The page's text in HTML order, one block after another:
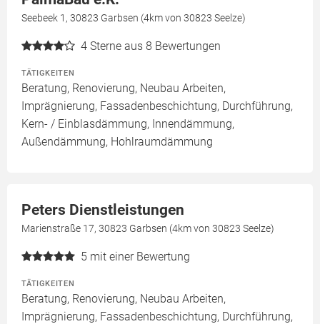
Seebeek 1, 30823 Garbsen (4km von 30823 Seelze)
4 Sterne aus 8 Bewertungen
TÄTIGKEITEN
Beratung, Renovierung, Neubau Arbeiten,
Imprägnierung, Fassadenbeschichtung, Durchführung,
Kern- / Einblasdämmung, Innendämmung,
Außendämmung, Hohlraumdämmung
Peters Dienstleistungen
Marienstraße 17, 30823 Garbsen (4km von 30823 Seelze)
5 mit einer Bewertung
TÄTIGKEITEN
Beratung, Renovierung, Neubau Arbeiten,
Imprägnierung, Fassadenbeschichtung, Durchführung,